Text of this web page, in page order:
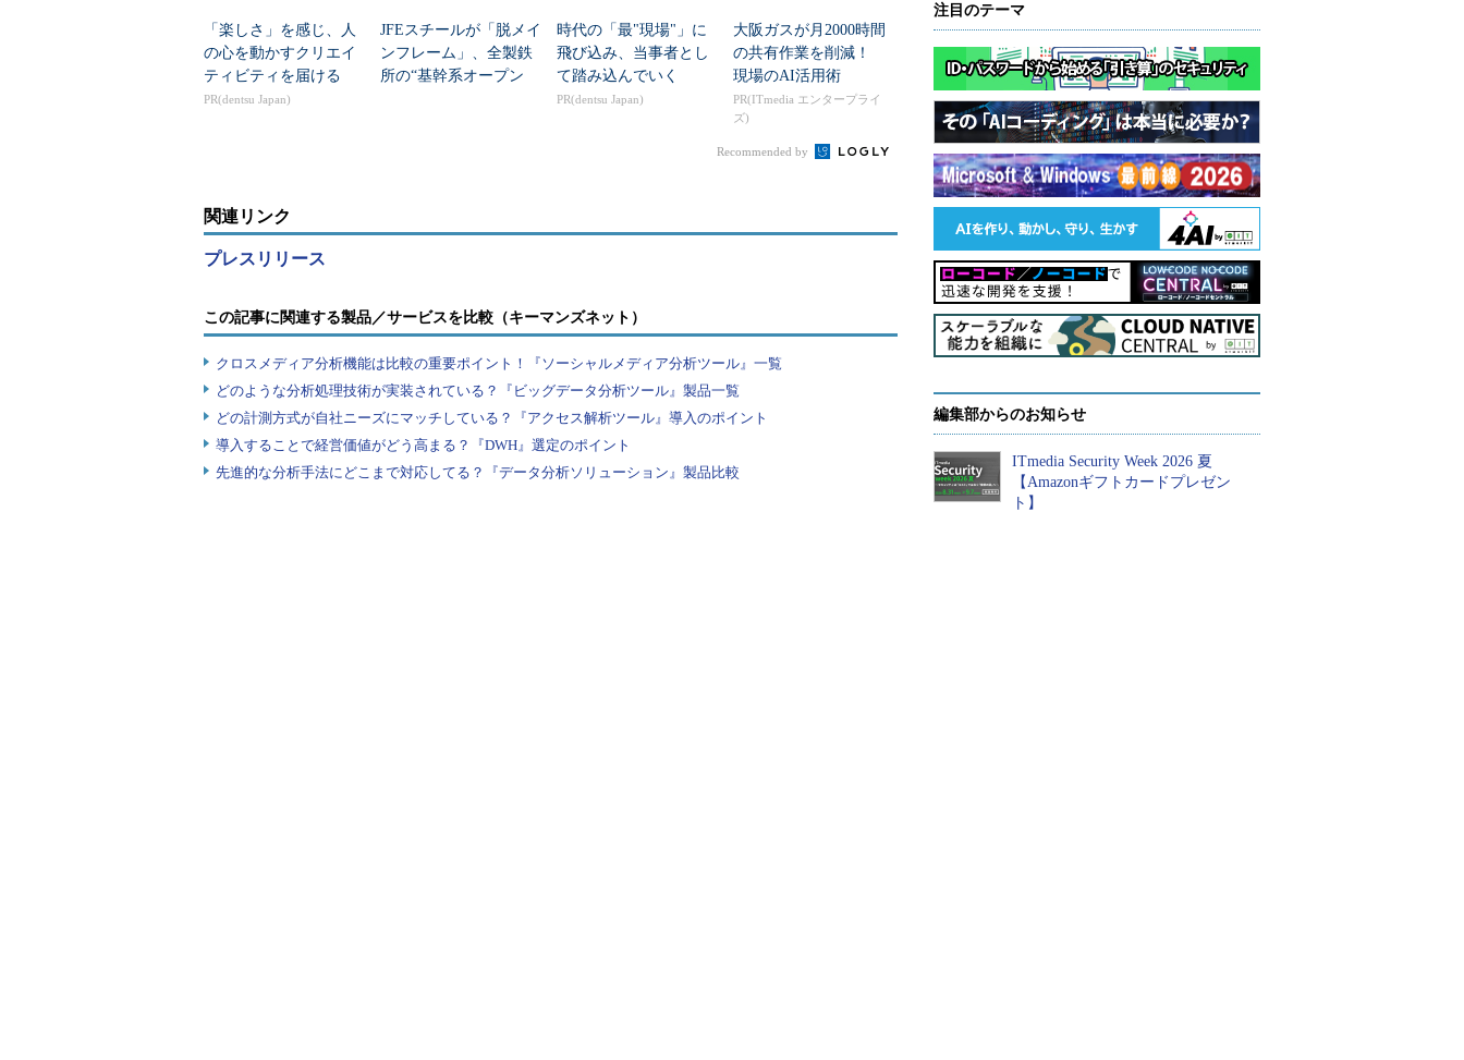
IBM Data Science Experience
また、Hortonworksは2016年6月、IBM POWERプロセッサ搭載サーバ「IBM Power
Systems」上での稼働に最適化した「Hortonworks DataFlow（HDF）」も発表。HDFは、デ
ータ取り込み・ストリーム処理・ストリーミングアナリティクスのための完全なオープ
にしてリアルタイムでデータ収集、整理、分析を行い、ユーザーの迅速な意思決定を支
援する。HDFはHDPへ高速にデータを供給する橋渡し役であると同時に、高精度のアナ
リティクスを行うことで、HDPを補完する役割を果たすという。
この他、両社の広範な提携の一環として、スケーラブルなデータガバナンスのための
BigQuality、IBM Information Governance Catalog）の開発促進でも協業する。
「楽しさ」を感じ、人
の心を動かすクリエイ
ティビティを届ける
PR(dentsu Japan)
JFEスチールが「脱メイ
ンフレーム」、全製鉄
所の“基幹系オープン
時代の「最"現場"」に
飛び込み、当事者とし
て踏み込んでいく
PR(dentsu Japan)
大阪ガスが月2000時間
の共有作業を削減！
現場のAI活用術
PR(ITmedia エンタープライ
ズ)
Recommended by
関連リンク
プレスリリース
この記事に関連する製品／サービスを比較（キーマンズネット）
クロスメディア分析機能は比較の重要ポイント！『ソーシャルメディア分析ツール』一覧
どのような分析処理技術が実装されている？『ビッグデータ分析ツール』製品一覧
どの計測方式が自社ニーズにマッチしている？『アクセス解析ツール』導入のポイント
導入することで経営価値がどう高まる？『DWH』選定のポイント
先進的な分析手法にどこまで対応してる？『データ分析ソリューション』製品比較
注目のテーマ
編集部からのお知らせ
ITmedia Security Week 2026 夏
【Amazonギフトカードプレゼン
ト】